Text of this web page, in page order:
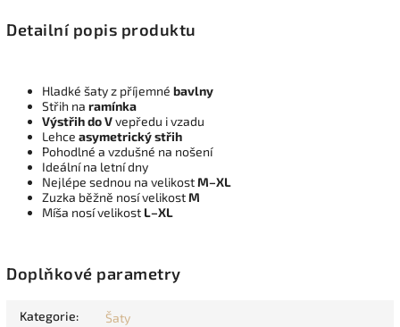
Detailní popis produktu
Hladké šaty z příjemné bavlny
Střih na ramínka
Výstřih do Vvepředu i vzadu
Lehce asymetrický střih
Pohodlné a vzdušné na nošení
Ideální na letní dny
Nejlépe sednou na velikostM–XL
Zuzka běžně nosí velikostM
Míša nosí velikost L–XL
Doplňkové parametry
Kategorie: Šaty